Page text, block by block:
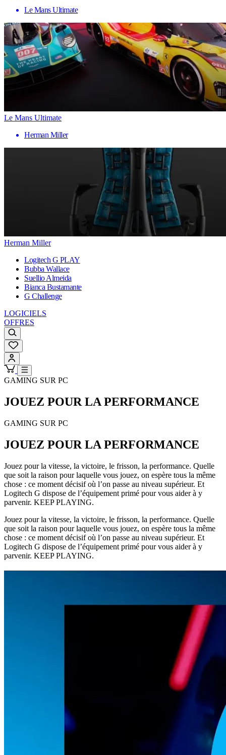
Le Mans Ultimate
Le Mans Ultimate
Herman Miller
Herman Miller
Logitech G PLAY
Bubba Wallace
Suellio Almeida
Bianca Bustamante
G Challenge
LOGICIELS
OFFRES
GAMING SUR PC
JOUEZ POUR LA PERFORMANCE
GAMING SUR PC
JOUEZ POUR LA PERFORMANCE
Jouez pour la vitesse, la victoire, le frisson, la performance. Quelle
que soit la raison pour laquelle vous jouez, on espère tous la même
chose : ce moment décisif où l’on passe au niveau supérieur. Et
Logitech G dispose de l’équipement primé pour vous aider à y
parvenir. KEEP PLAYING.
Jouez pour la vitesse, la victoire, le frisson, la performance. Quelle
que soit la raison pour laquelle vous jouez, on espère tous la même
chose : ce moment décisif où l’on passe au niveau supérieur. Et
Logitech G dispose de l’équipement primé pour vous aider à y
parvenir. KEEP PLAYING.